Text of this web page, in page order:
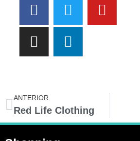
ANTERIOR
Red Life Clothing